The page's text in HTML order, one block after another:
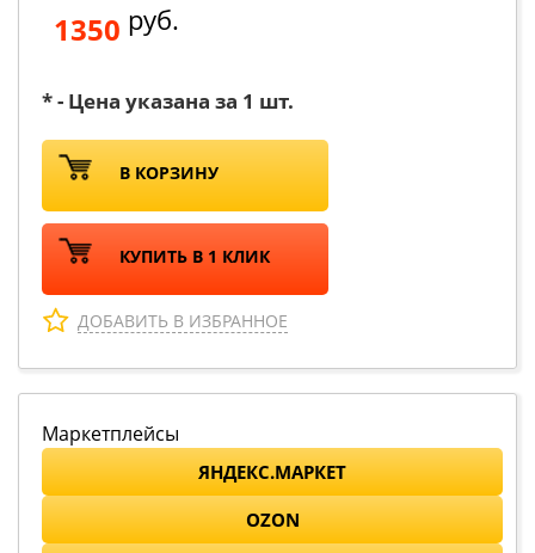
1350 руб.
* - Цена указана за 1 шт.
В КОРЗИНУ
КУПИТЬ В 1 КЛИК
ДОБАВИТЬ В ИЗБРАННОЕ
Маркетплейсы
ЯНДЕКС.МАРКЕТ
OZON